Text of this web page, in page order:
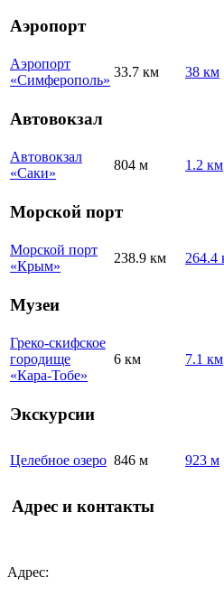
Аэропорт
Аэропорт
«Симферополь»
33.7 км 38 км
Автовокзал
Автовокзал
«Саки»
804 м 1.2 км
Морской порт
Морской порт
«Крым»
238.9 км 264.4
Музеи
Греко-скифское
городище
«Кара-Тобе»
6 км 7.1 км
Экскурсии
Целебное озеро 846 м 923 м
Адрес и контакты
Адрес: